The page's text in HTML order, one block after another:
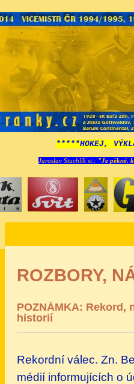
*****HOKEJ,
Jaroslav Stuchlík st.: "Je pěkné,
ROZBORY,
POZNÁMKA: Rekord,
historií
Rekordní válec. Zn.
médií informujících o